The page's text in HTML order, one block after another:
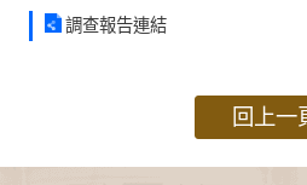
調查報告連結
回上一